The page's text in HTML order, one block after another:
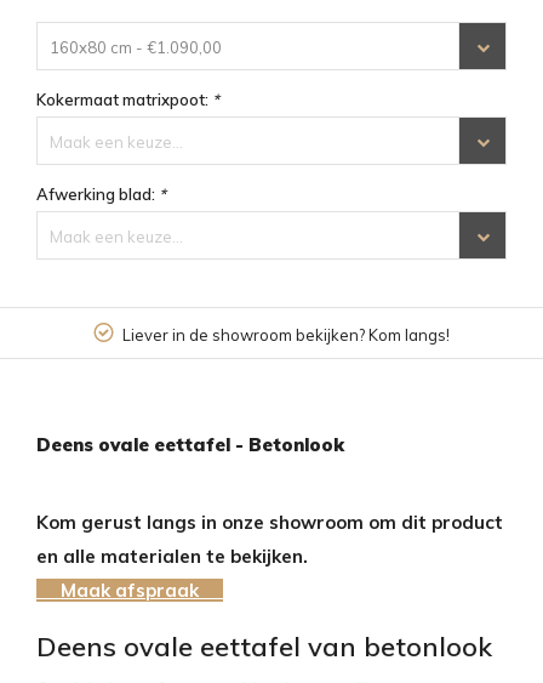
160x80 cm - €1.090,00
Kokermaat matrixpoot: *
Maak een keuze...
Afwerking blad: *
Maak een keuze...
Liever in de showroom bekijken? Kom langs!
Deens ovale eettafel - Betonlook
Kom gerust langs in onze showroom om dit product
en alle materialen te bekijken.
Maak afspraak
Deens ovale eettafel van betonlook